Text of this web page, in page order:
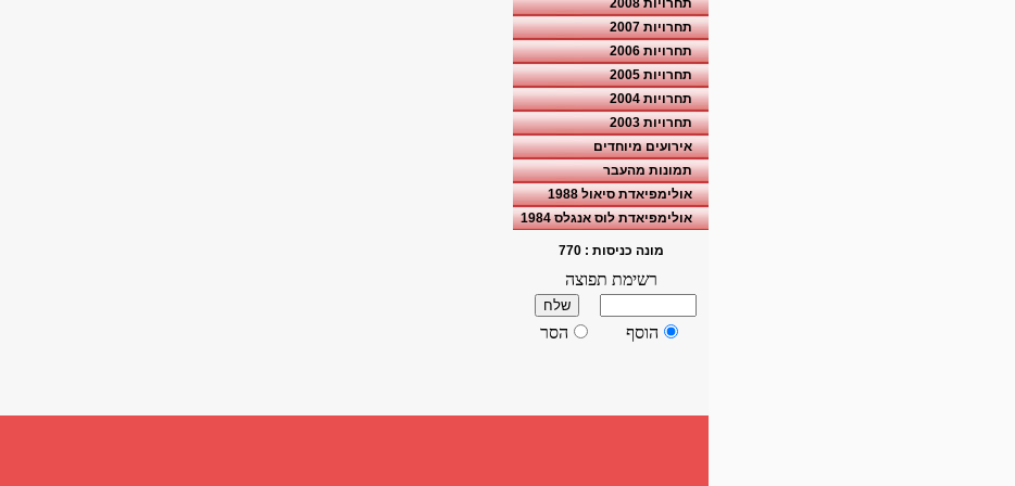
תחרויות 2008
תחרויות 2007
תחרויות 2006
תחרויות 2005
תחרויות 2004
תחרויות 2003
אירועים מיוחדים
תמונות מהעבר
אולימפיאדת סיאול 1988
אולימפיאדת לוס אנגלס 1984
מונה כניסות :770